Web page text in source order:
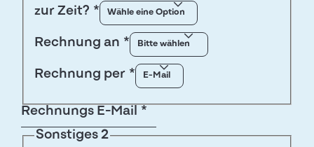
zur Zeit? *
Rechnung an *
Rechnung per *
Rechnungs E-Mail *
Sonstiges 2